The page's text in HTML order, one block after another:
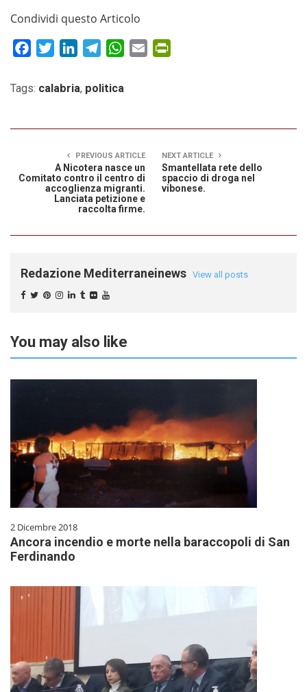
Condividi questo Articolo
FacebookTwitterLinkedInTelegramWhatsApp
Email
Tags: calabria, politica
PREVIOUS ARTICLE
A Nicotera nasce un
Comitato contro il centro di
accoglienza migranti.
Lanciata petizione e
raccolta firme.
NEXT ARTICLE
Smantellata rete dello
spaccio di droga nel
vibonese.
Redazione Mediterraneinews View all posts
You may also like
2 Dicembre 2018
Ancora incendio e morte nella baraccopoli di San
Ferdinando